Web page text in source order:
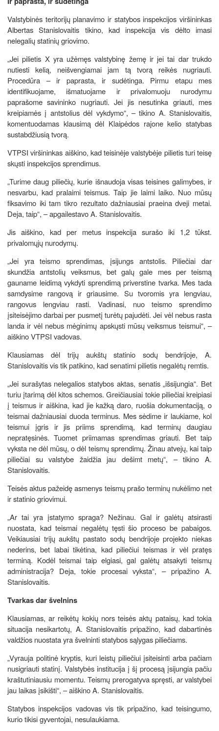
Valstybinės teritorijų planavimo ir statybos inspekcijos viršininkas
Albertas Stanislovaitis tikino, kad inspekcija vis dėlto imasi
nelegalių statinių griovimo.
„Jei pilietis X yra užėmęs valstybinę žemę ir jei tai dar trukdo
nutiesti kelią, neišvengiamai jam tą tvorą reikės nugriauti.
Procedūra – ir paprasta, ir sudėtinga. Pirmu etapu mes
identifikuojame, išmatuojame ir privalomuoju nurodymu
paprašome savininko nugriauti. Jei jis nesutinka griauti, mes
kreipiamės į antstolius dėl vykdymo“, – tikino A. Stanislovaitis,
komentuodamas klausimą dėl Klaipėdos rajone kelio statybas
sustabdžiusią tvorą.
VTPSI viršininkas aiškino, kad teisinėje valstybėje pilietis turi teisę
skųsti inspekcijos sprendimus.
„Turime daug piliečių, kurie išnaudoja visas teisines galimybes, ir
nesvarbu, kad pralaimi teismus. Taip jie laimi laiko. Nuo mūsų
fiksavimo iki tam tikro rezultato dažniausiai praeina dveji metai.
Deja, taip“, – apgailestavo A. Stanislovaitis.
Jis aiškino, kad per metus inspekcija surašo iki 1,2 tūkst.
privalomųjų nurodymų.
„Jei yra teismo sprendimas, įsijungs antstolis. Piliečiai dar
skundžia antstolių veiksmus, bet galų gale mes per teismą
gauname leidimą vykdyti sprendimą priverstine tvarka. Mes tada
samdysime rangovą ir griausime. Su tvoromis yra lengviau,
rangovus lengviau rasti. Vadinasi, nuo teismo sprendimo
įsiteisėjimo darbai per pusmetį turėtų pajudėti. Jei vėl nebus rasta
landa ir vėl nebus mėginimų apskųsti mūsų veiksmus teismui“, –
aiškino VTPSI vadovas.
Klausiamas dėl trijų aukštų statinio sodų bendrijoje, A.
Stanislovaitis vis tik patikino, kad senatimi pilietis negalėtų remtis.
„Jei surašytas nelegalios statybos aktas, senatis „išsijungia“. Bet
turiu įtarimą dėl kitos schemos. Greičiausiai tokie piliečiai kreipiasi
į teismus ir aiškina, kad jie kažką daro, ruošia dokumentaciją, o
teismai dažniausiai duoda terminus. Mes sėdime ir laukiame, kol
teismui įgris ir jis priims sprendimą, kad terminų daugiau
nepratęsinės. Tuomet priimamas sprendimas griauti. Bet taip
vyksta ne dėl mūsų, o dėl teismų sprendimų. Žinau atvejų, kai taip
piliečiai su valstybe žaidžia jau dešimt metų“, – tikino A.
Stanislovaitis.
Teisės aktus pažeidę asmenys teismų prašo terminų nukėlimo net
ir statinio griovimui.
„Ar tai yra įstatymo spraga? Nežinau. Gal ir galėtų atsirasti
nuostata, kad teismai negalėtų tęsti šio proceso be pabaigos.
Veikiausiai trijų aukštų pastato sodų bendrijoje projekto niekas
nederins, bet labai tikėtina, kad piliečiui teismas ir vėl pratęs
terminą. Kodėl teismai taip elgiasi, gal galėtų atsakyti teismų
administracija? Deja, tokie procesai vyksta“, – pripažino A.
Stanislovaitis.
Tvarkas dar švelnins
Klausiamas, ar reikėtų kokių nors teisės aktų pataisų, kad tokia
situacija nesikartotų, A. Stanislovaitis pripažino, kad dabartinės
valdžios nuostata yra švelninti statybos sąlygas piliečiams.
„Vyrauja politinė kryptis, kuri leistų piliečiui įsiteisinti arba pačiam
nusigriauti statinį. Valstybės institucija į šį procesą įsijungia pačiu
kraštutiniausiu momentu. Teismų prerogatyva spręsti, ar valstybei
jau laikas įsikišti“, – aiškino A. Stanislovaitis.
Statybos inspekcijos vadovas vis tik pripažino, kad teisingumo,
kurio tikisi gyventojai, nesulaukiama.